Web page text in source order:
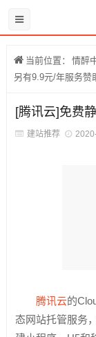
当前位置： 情醉
另有9.9元/年服务赞
建站推荐
腾讯云的
态网站托管服务